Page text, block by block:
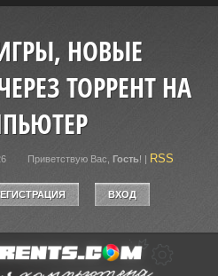
НОВЫЕ
ТОРРЕНТ НА
Приветствую Вас Гость! | RSS
ВХОД